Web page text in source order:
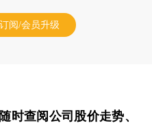
订阅/会员升级
时查阅公司股价走势、